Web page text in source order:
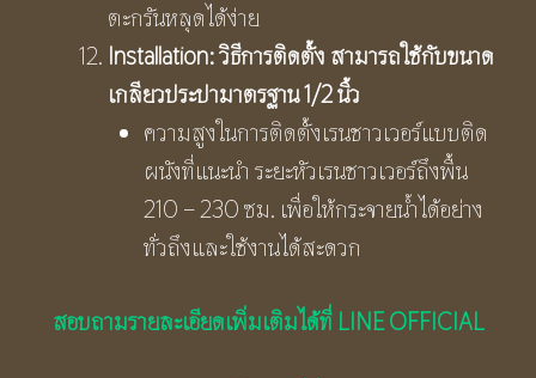
ตะกรันหลุดได้ง่าย
Installation:วิธีการติดตั้ง สามารถใช้กับขนาด
เกลียวประปามาตรฐาน1/2นิ้ว
ความสูงในการติดตั้งเรนชาวเวอร์แบบติด
ผนังที่แนะนำ ระยะหัวเรนชาวเวอร์ถึงพื้น
210 – 230 ซม. เพื่อให้กระจายน้ำได้อย่าง
ทั่วถึงและใช้งานได้สะดวก
สอบถามรายละเอียดเพิ่มเติมได้ที่ LINE OFFICIAL